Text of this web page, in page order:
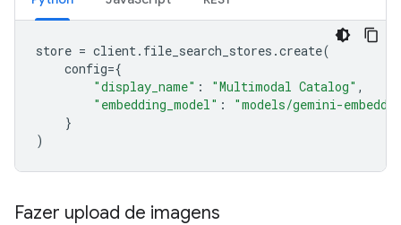
store = client. file_search_stores .create(
config={
"display_name" : "Multimodal Catalog" ,
"embedding_model" :
"models/gemini-
}
)
Fazer upload de imagens